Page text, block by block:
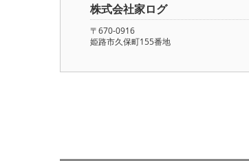
株式会社家ログ
〒670-0916
姫路市久保町155番地